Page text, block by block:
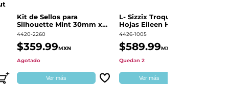
Kit de Sellos para
Silhouette Mint 30mm x
60mm
4420-2260
$359.99MXN
Agotado
Ver más
L- Sizzix Troquel Grueso
Hojas Eileen Hull | 661111
4426-1005
$589.99MXN
Quedan 2
Ver más